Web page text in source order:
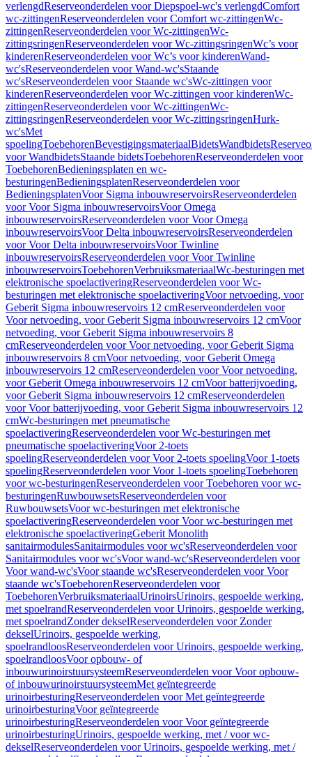
verlengdReserveonderdelen voor Diepspoel-wc's verlengdComfort
wc-zittingenReserveonderdelen voor Comfort wc-zittingenWc-
zittingenReserveonderdelen voor Wc-zittingenWc-
zittingsringenReserveonderdelen voor Wc-zittingsringenWc’s voor
kinderenReserveonderdelen voor Wc’s voor kinderenWand-
wc'sReserveonderdelen voor Wand-wc'sStaande
wc'sReserveonderdelen voor Staande wc'sWc-zittingen voor
kinderenReserveonderdelen voor Wc-zittingen voor kinderenWc-
zittingenReserveonderdelen voor Wc-zittingenWc-
zittingsringenReserveonderdelen voor Wc-zittingsringenHurk-
wc'sMet
spoelingToebehorenBevestigingsmateriaalBidetsWandbidets
voor WandbidetsStaande bidetsToebehorenReserveonderdelen voor
ToebehorenBedieningsplaten en wc-
besturingenBedieningsplatenReserveonderdelen voor
BedieningsplatenVoor Sigma inbouwreservoirsReserveonderdelen
voor Voor Sigma inbouwreservoirsVoor Omega
inbouwreservoirsReserveonderdelen voor Voor Omega
inbouwreservoirsVoor Delta inbouwreservoirsReserveonderdelen
voor Voor Delta inbouwreservoirsVoor Twinline
inbouwreservoirsReserveonderdelen voor Voor Twinline
inbouwreservoirsToebehorenVerbruiksmateriaalWc-besturingen met
elektronische spoelactiveringReserveonderdelen voor Wc-
besturingen met elektronische spoelactiveringVoor netvoeding, voor
Geberit Sigma inbouwreservoirs 12 cmReserveonderdelen voor
Voor netvoeding, voor Geberit Sigma inbouwreservoirs 12 cmVoor
netvoeding, voor Geberit Sigma inbouwreservoirs 8
cmReserveonderdelen voor Voor netvoeding, voor Geberit Sigma
inbouwreservoirs 8 cmVoor netvoeding, voor Geberit Omega
inbouwreservoirs 12 cmReserveonderdelen voor Voor netvoeding,
voor Geberit Omega inbouwreservoirs 12 cmVoor batterijvoeding,
voor Geberit Sigma inbouwreservoirs 12 cmReserveonderdelen
voor Voor batterijvoeding, voor Geberit Sigma inbouwreservoirs 12
cmWc-besturingen met pneumatische
spoelactiveringReserveonderdelen voor Wc-besturingen met
pneumatische spoelactiveringVoor 2-toets
spoelingReserveonderdelen voor Voor 2-toets spoelingVoor 1-toets
spoelingReserveonderdelen voor Voor 1-toets spoelingToebehoren
voor wc-besturingenReserveonderdelen voor Toebehoren voor wc-
besturingenRuwbouwsetsReserveonderdelen voor
RuwbouwsetsVoor wc-besturingen met elektronische
spoelactiveringReserveonderdelen voor Voor wc-besturingen met
elektronische spoelactiveringGeberit Monolith
sanitairmodulesSanitairmodules voor wc'sReserveonderdelen voor
Sanitairmodules voor wc'sVoor wand-wc'sReserveonderdelen voor
Voor wand-wc'sVoor staande wc'sReserveonderdelen voor Voor
staande wc'sToebehorenReserveonderdelen voor
ToebehorenVerbruiksmateriaalUrinoirsUrinoirs, gespoelde werking,
met spoelrandReserveonderdelen voor Urinoirs, gespoelde werking,
met spoelrandZonder dekselReserveonderdelen voor Zonder
dekselUrinoirs, gespoelde werking,
spoelrandloosReserveonderdelen voor Urinoirs, gespoelde werking,
spoelrandloosVoor opbouw- of
inbouwurinoirstuursysteemReserveonderdelen voor Voor opbouw-
of inbouwurinoirstuursysteemMet geïntegreerde
urinoirbesturingReserveonderdelen voor Met geïntegreerde
urinoirbesturingVoor geïntegreerde
urinoirbesturingReserveonderdelen voor Voor geïntegreerde
urinoirbesturingUrinoirs, gespoelde werking, met / voor wc-
dekselReserveonderdelen voor Urinoirs, gespoelde werking, met /